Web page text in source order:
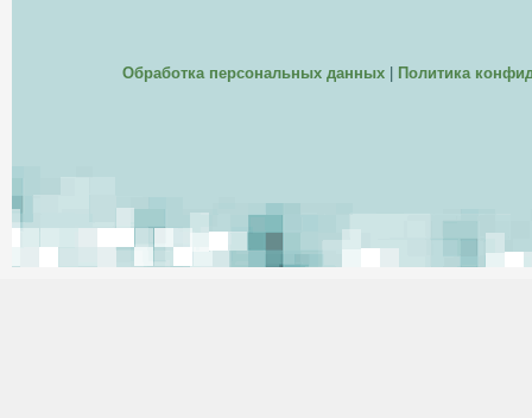
Обработка персональных данных| Политика